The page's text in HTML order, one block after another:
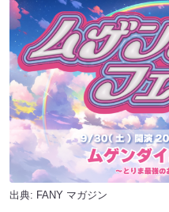
出典: FANY マガジン